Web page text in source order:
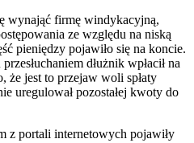
wynająć firmę windykacyjną,
ze względu na niską
pieniędzy pojawiło się na koncie.
dłużnik wpłacił na
że jest to przejaw woli spłaty
uregulował pozostałej kwoty do
z portali internetowych pojawiły